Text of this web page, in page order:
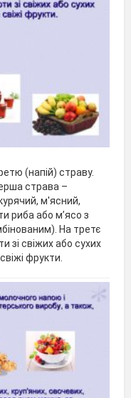
(напій) страву.
страва –
м'ясний,
риба або м’ясо з
На третє
зі свіжих або сухих
фрукти.